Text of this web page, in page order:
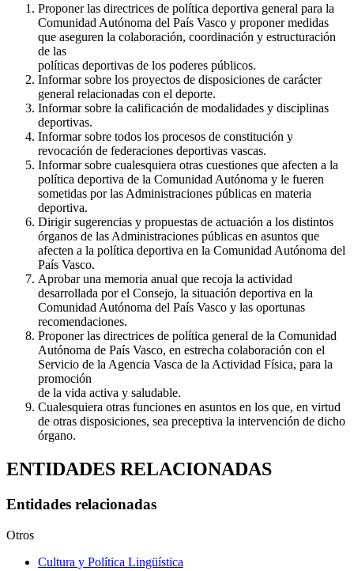
Proponer las directrices de política deportiva general para la
Comunidad Autónoma del País Vasco y proponer medidas
que aseguren la colaboración, coordinación y estructuración
de las
políticas deportivas de los poderes públicos.
Informar sobre los proyectos de disposiciones de carácter
general relacionadas con el deporte.
Informar sobre la calificación de modalidades y disciplinas
deportivas.
Informar sobre todos los procesos de constitución y
revocación de federaciones deportivas vascas.
Informar sobre cualesquiera otras cuestiones que afecten a la
política deportiva de la Comunidad Autónoma y le fueren
sometidas por las Administraciones públicas en materia
deportiva.
Dirigir sugerencias y propuestas de actuación a los distintos
órganos de las Administraciones públicas en asuntos que
afecten a la política deportiva en la Comunidad Autónoma del
País Vasco.
Aprobar una memoria anual que recoja la actividad
desarrollada por el Consejo, la situación deportiva en la
Comunidad Autónoma del País Vasco y las oportunas
recomendaciones.
Proponer las directrices de política general de la Comunidad
Autónoma de País Vasco, en estrecha colaboración con el
Servicio de la Agencia Vasca de la Actividad Física, para la
promoción
de la vida activa y saludable.
Cualesquiera otras funciones en asuntos en los que, en virtud
de otras disposiciones, sea preceptiva la intervención de dicho
órgano.
ENTIDADES RELACIONADAS
Entidades relacionadas
Otros
Cultura y Política Lingüística